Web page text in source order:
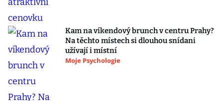
Kam na víkendový brunch v centru Prahy?
Na těchto místech si dlouhou snídani
užívají i místní
Moje Psychologie